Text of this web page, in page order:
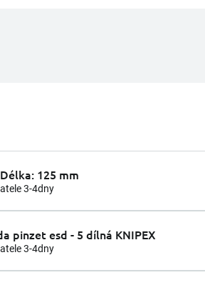
125 mm
3-4dny
pinzet esd - 5 dílná KNIPEX
3-4dny